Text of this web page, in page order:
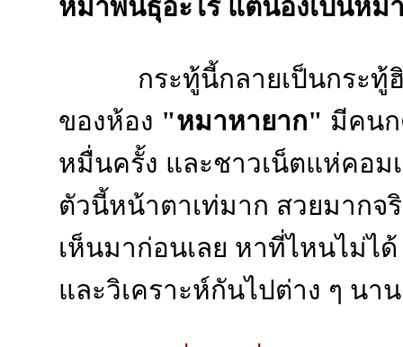
หมาพันธุ์อะไร แต่น้องเป็นหม
กระทู้นี้กลายเป็นกระ
ของห้อง "หมาหายาก" มีคนก
หมื่นครั้ง และชาวเน็ตแห่คอม
ตัวนี้หน้าตาเท่มาก สวยมากจริ
เห็นมาก่อนเลย หาที่ไหนไม่ไ
และวิเคราะห์กันไปต่าง ๆ นา